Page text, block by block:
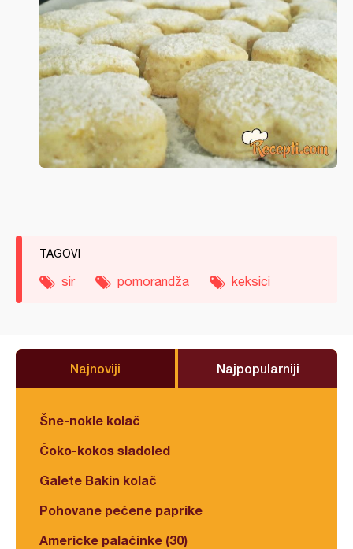
TAGOVI
sir pomorandža keksici
Najnoviji Najpopularniji
Šne-nokle kolač
Čoko-kokos sladoled
Galete Bakin kolač
Pohovane pečene paprike
Americke palačinke (30)